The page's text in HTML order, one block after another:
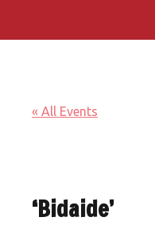
« All Events
‘Bidaide’